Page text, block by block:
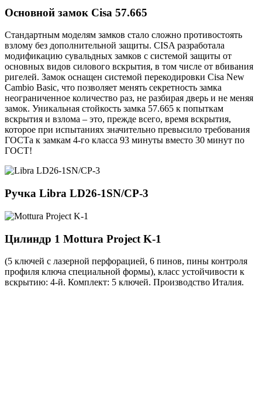
Основной замок Cisa 57.665
Стандартным моделям замков стало сложно противостоять
взлому без дополнительной защиты. CISA разработала
модификацию сувальдных замков с системой защиты от
основных видов силового вскрытия, в том числе от вбивания
ригелей. Замок оснащен системой перекодировки Cisa New
Cambio Basic, что позволяет менять секретность замка
неограниченное количество раз, не разбирая дверь и не меняя
замок. Уникальная стойкость замка 57.665 к попыткам
вскрытия и взлома – это, прежде всего, время вскрытия,
которое при испытаниях значительно превысило требования
ГОСТа к замкам 4-го класса 93 минуты вместо 30 минут по
ГОСТ!
Ручка Libra LD26-1SN/CP-3
Цилиндр 1 Mottura Project K-1
(5 ключей с лазерной перфорацией, 6 пинов, пины контроля
профиля ключа специальной формы), класс устойчивости к
вскрытию: 4-й. Комплект: 5 ключей. Производство Италия.